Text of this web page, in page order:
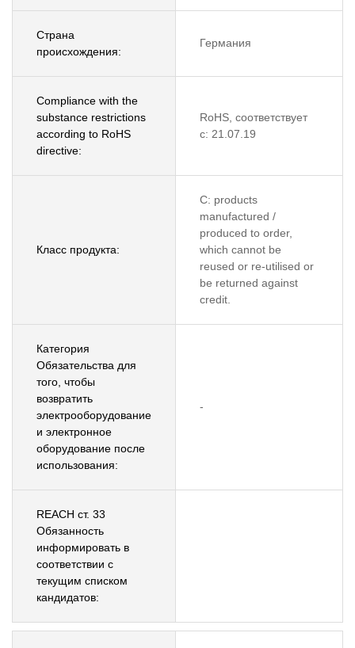
Страна
происхождения:
Германия
Compliance with the
substance restrictions
according to RoHS
directive:
RoHS, соответствует
с: 21.07.19
Класс продукта:
C: products
manufactured /
produced to order,
which cannot be
reused or re-utilised or
be returned against
credit.
Категория
Обязательства для
того, чтобы
возвратить
электрооборудование
и электронное
оборудование после
использования:
-
REACH ст. 33
Обязанность
информировать в
соответствии с
текущим списком
кандидатов: